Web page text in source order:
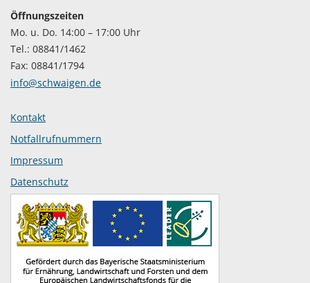
Öffnungszeiten
Mo. u. Do. 14:00 – 17:00 Uhr
Tel.: 08841/1462
Fax: 08841/1794
info@schwaigen.de
Kontakt
Notfallrufnummern
Impressum
Datenschutz